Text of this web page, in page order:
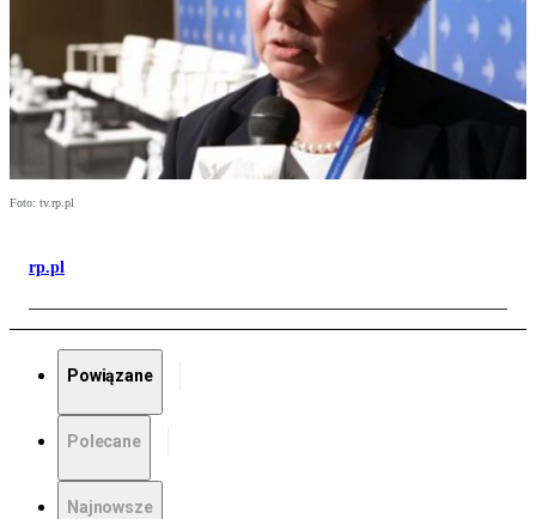
Foto: tv.rp.pl
rp.pl
Powiązane
Polecane
Najnowsze